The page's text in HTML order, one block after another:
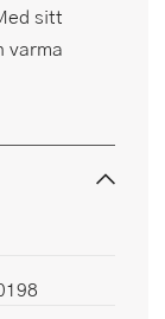
sitt
varma